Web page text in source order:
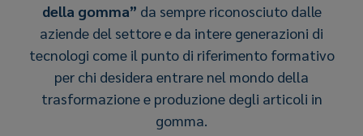
della gomma” da sempre riconosciuto dalle
aziende del settore e da intere generazioni di
tecnologi come il punto di riferimento formativo
per chi desidera entrare nel mondo della
trasformazione e produzione degli articoli in
gomma.